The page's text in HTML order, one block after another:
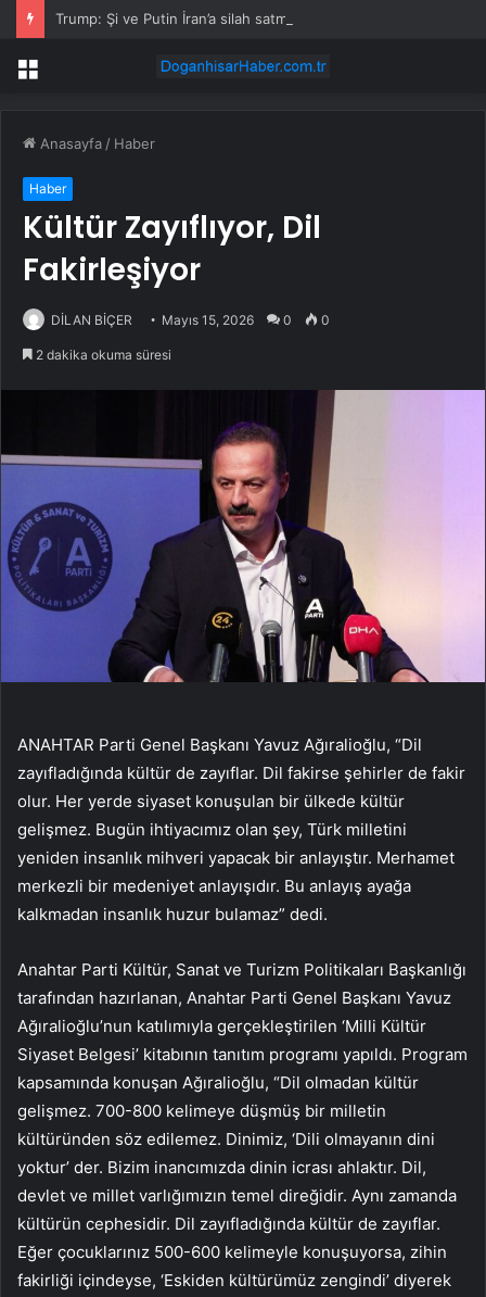
Trump: Şi ve Putin İran’a silah satmayacaklarını söyledi
Menü
Anasayfa / Haber
Haber
Kültür Zayıflıyor, Dil
Fakirleşiyor
DİLAN BİÇER Mayıs 15, 2026 0 0
2 dakika okuma süresi
ANAHTAR Parti Genel Başkanı Yavuz Ağıralioğlu, “Dil
zayıfladığında kültür de zayıflar. Dil fakirse şehirler de fakir
olur. Her yerde siyaset konuşulan bir ülkede kültür
gelişmez. Bugün ihtiyacımız olan şey, Türk milletini
yeniden insanlık mihveri yapacak bir anlayıştır. Merhamet
merkezli bir medeniyet anlayışıdır. Bu anlayış ayağa
kalkmadan insanlık huzur bulamaz” dedi.
Anahtar Parti Kültür, Sanat ve Turizm Politikaları Başkanlığı
tarafından hazırlanan, Anahtar Parti Genel Başkanı Yavuz
Ağıralioğlu’nun katılımıyla gerçekleştirilen ‘Milli Kültür
Siyaset Belgesi’ kitabının tanıtım programı yapıldı. Program
kapsamında konuşan Ağıralioğlu, “Dil olmadan kültür
gelişmez. 700-800 kelimeye düşmüş bir milletin
kültüründen söz edilemez. Dinimiz, ‘Dili olmayanın dini
yoktur’ der. Bizim inancımızda dinin icrası ahlaktır. Dil,
devlet ve millet varlığımızın temel direğidir. Aynı zamanda
kültürün cephesidir. Dil zayıfladığında kültür de zayıflar.
Eğer çocuklarınız 500-600 kelimeyle konuşuyorsa, zihin
fakirliği içindeyse, ‘Eskiden kültürümüz zengindi’ diyerek